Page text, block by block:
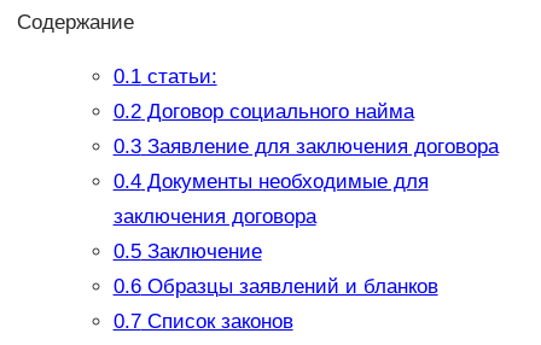
Содержание
0.1статьи:
0.2Договор социального найма
0.3Заявление для заключения договора
0.4Документы необходимые для
заключения договора
0.5Заключение
0.6Образцы заявлений и бланков
0.7Список законов